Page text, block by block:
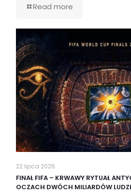
Read more
22 lipca 2026
FINAŁ FIFA – KRWAWY RYTUAŁ
OCZACH DWÓCH MILIARDÓW